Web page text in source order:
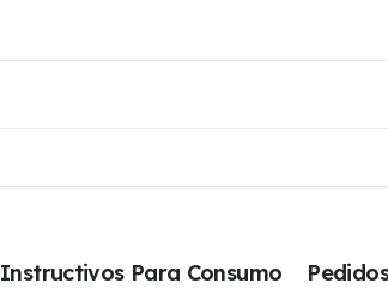
Instructivos Para Consumo